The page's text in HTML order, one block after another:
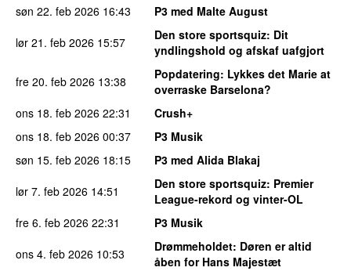
søn 22. feb 2026 16:43
P3 med Malte August
lør 21. feb 2026 15:57 Den store sportsquiz: Dit
yndlingshold og afskaf uafgjort
fre 20. feb 2026 13:38 Popdatering: Lykkes det Marie at
overraske Barselona?
ons 18. feb 2026 22:31
Crush+
ons 18. feb 2026 00:37
P3 Musik
søn 15. feb 2026 18:15
P3 med Alida Blakaj
lør 7. feb 2026 14:51 Den store sportsquiz: Premier
League-rekord og vinter-OL
fre 6. feb 2026 22:31
P3 Musik
ons 4. feb 2026 10:53 Drømmeholdet: Døren er altid
åben for Hans Majestæt